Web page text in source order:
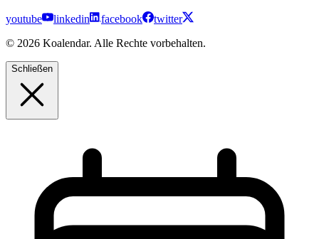
youtube linkedin facebook
twitter
© 2026 Koalendar. Alle Rechte vorbehalten.
Schließen